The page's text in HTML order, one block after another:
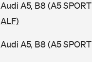
Audi A5, B8 (A5
ALF)
Audi A5, B8 (A5